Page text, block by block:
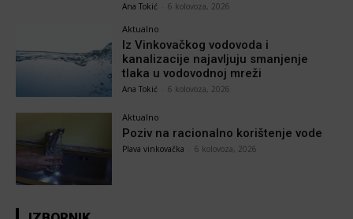
Ana Tokić 6 kolovoza, 2026
Aktualno
Iz Vinkovačkog vodovoda i
kanalizacije najavljuju smanjenje
tlaka u vodovodnoj mreži
Ana Tokić 6 kolovoza, 2026
Aktualno
Poziv na racionalno korištenje vode
Plava vinkovačka 6 kolovoza, 2026